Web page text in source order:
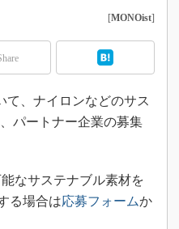
ンとCAE
ー4.0
[MONOist]
て、ナイロンなどのサス
パートナー企業の募集
なサステナブル素材を
る場合は応募フォームか